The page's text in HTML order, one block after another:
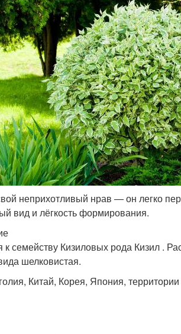
неприхотливый нрав — он легко
вид и лёгкость формирования.
семейству Кизиловых рода Кизил .
шелковистая.
Китай, Корея, Япония, территории